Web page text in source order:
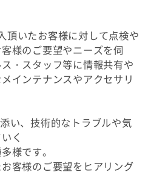
頂いたお客様に対して点検や
様のご要望やニーズを伺
・スタッフ等に情報共有や
インテナンスやアクセサリ
い、技術的なトラブルや気
く
様です。
客様のご要望をヒアリング